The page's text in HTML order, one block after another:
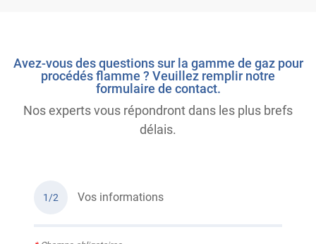
Avez-vous des questions sur la gamme de gaz pour
procédés flamme ? Veuillez remplir notre
formulaire de contact.
Nos experts vous répondront dans les plus brefs
délais.
1/2 Vos informations